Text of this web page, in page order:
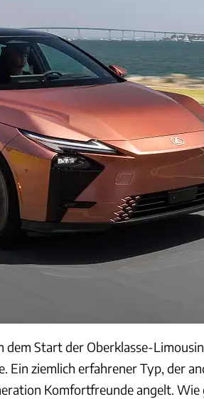
dem Start der Oberklasse-
Ein ziemlich erfahrener Typ, der
Komfortfreunde angelt.